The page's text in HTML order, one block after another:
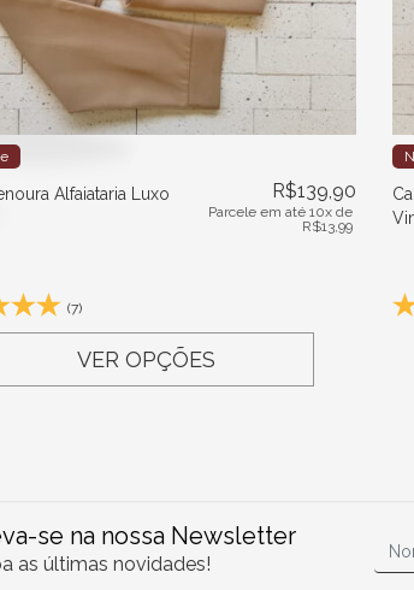
Alfaiataria Luxo
R$139,90
Parcele em até 10x de
R$13,99
(7)
VER OPÇÕES
se na nossa Newsletter
as últimas novidades!